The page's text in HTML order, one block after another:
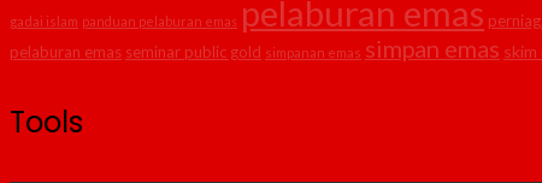
gadai islam panduan pelaburan emas pelaburan emas
pelaburan emas seminar public gold simpanan emas simpan emas skim
Tools